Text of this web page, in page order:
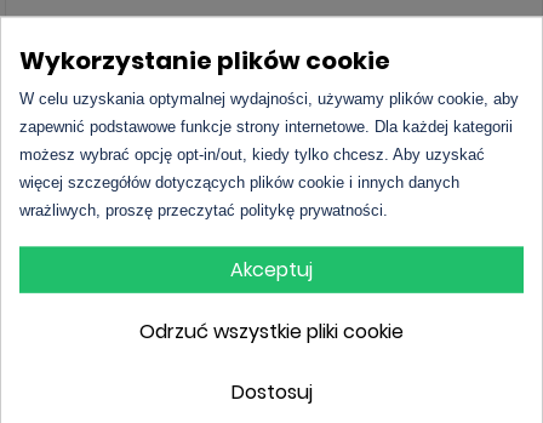
Sprawdź cenę
Wykorzystanie plików cookie
W celu uzyskania optymalnej wydajności, używamy plików cookie, aby
zapewnić podstawowe funkcje strony internetowe. Dla każdej kategorii
możesz wybrać opcję opt-in/out, kiedy tylko chcesz. Aby uzyskać
więcej szczegółów dotyczących plików cookie i innych danych
wrażliwych, proszę przeczytać politykę prywatności.
Akceptuj
Odrzuć wszystkie pliki cookie
Dostosuj